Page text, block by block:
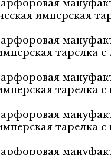
имперская
тарелка с
тарелка с
тарелка с